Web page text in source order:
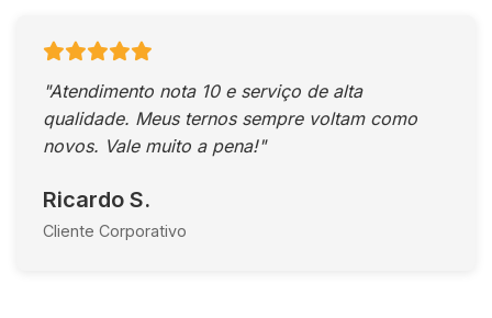
"Atendimento nota 10 e serviço de alta
qualidade. Meus ternos sempre voltam como
novos. Vale muito a pena!"
Ricardo S.
Cliente Corporativo